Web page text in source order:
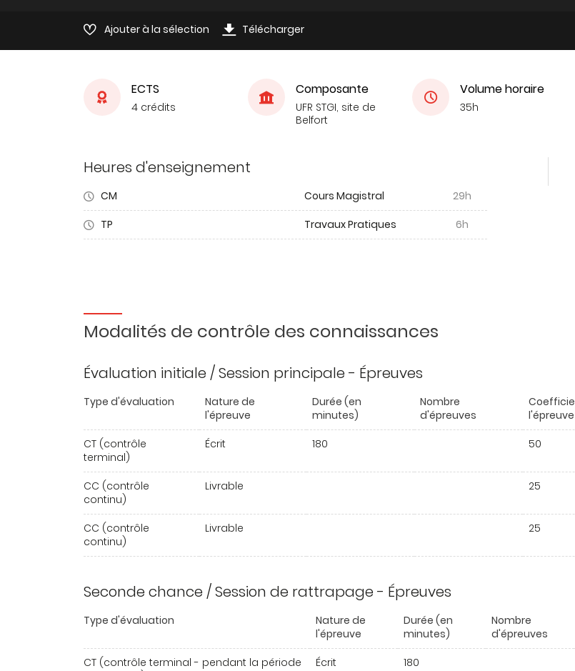
Ajouter à la sélection Télécharger
ECTS
4 crédits
Composante
UFR STGI, site de
Belfort
Volume horaire
35h
Heures d'enseignement
CM Cours Magistral
29h
TP
Travaux Pratiques 6h
Modalités de contrôle des connaissances
Évaluation initiale / Session principale - Épreuves
Type d'évaluation
Nature de
l'épreuve
Durée (en
minutes)
Nombre
d'épreuves
l'épreuve
CT (contrôle
terminal)
Écrit 180 50
CC (contrôle
continu)
Livrable 25
CC (contrôle
continu)
Livrable 25
Seconde chance / Session de rattrapage - Épreuves
Type d'évaluation
Nature de
l'épreuve
Durée (en
minutes)
Nombre
d'épreuves
CT (contrôle terminal - pendant la période
Écrit 180